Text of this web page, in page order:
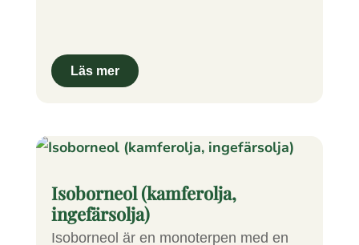
Isoborneol (kamferolja,
ingefärsolja)
Isoborneol är en monoterpen med en